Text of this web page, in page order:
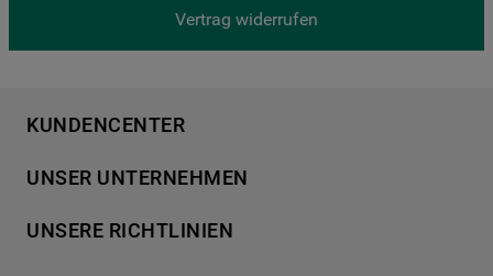
Vertrag widerrufen
KUNDENCENTER
Händlersuche
Häufige Fragen
UNSER UNTERNEHMEN
Für Händler
UNSERE RICHTLINIEN